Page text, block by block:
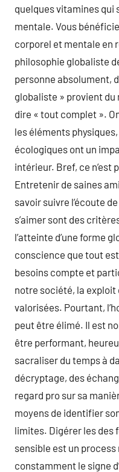
quelques vitamines qui
mentale. Vous
corporel et mentale en
philosophie globaliste
personne absolument,
globaliste » provient
dire « tout complet ».
les éléments
écologiques ont un
intérieur. Bref, ce n’est
Entretenir de saines
savoir suivre l’écoute
s’aimer sont des
l’atteinte d’une forme
conscience que tout
besoins compte et
notre société, la exploit
valorisées. Pourtant,
peut être élimé. Il est
être performant,
sacraliser du temps à
décryptage, des
regard pro sur sa
moyens de identifier
limites. Digérer les des
sensible est un
constamment le signe